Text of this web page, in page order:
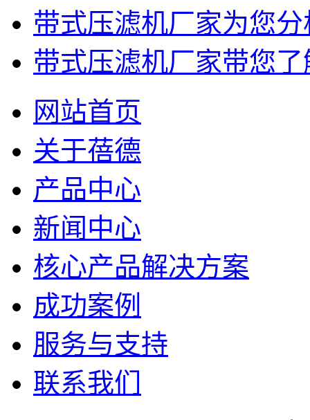
带式压滤机厂家为您
带式压滤机厂家带您
网站首页
关于蓓德
产品中心
新闻中心
核心产品解决方案
成功案例
服务与支持
联系我们